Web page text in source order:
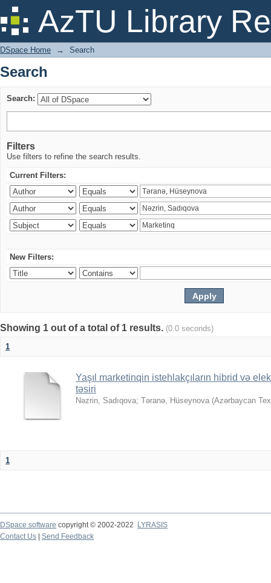
AzTU Library
Search
DSpace Home → Search
Search
Search:
Filters
Use filters to refine the search results.
Current Filters:
New Filters:
Showing 1 out of a total of 1 results. (0.0 seconds)
1
Yaşıl marketinqin istehlakçıların hibrid və
təsiri
Nəzrin, Sadıqova; Təranə, Hüseynova (Azərbaycan
1
DSpace software copyright © 2002-2022
LYRASIS
Contact Us
Send Feedback